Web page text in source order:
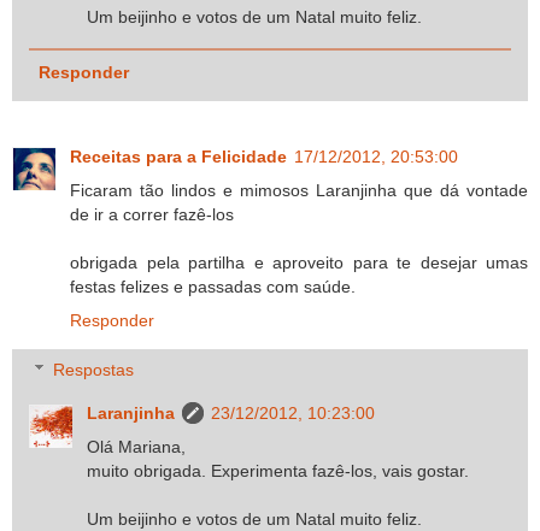
Um beijinho e votos de um Natal muito feliz.
Responder
Receitas para a Felicidade 17/12/2012, 20:53:00
Ficaram tão lindos e mimosos Laranjinha que dá vontade
de ir a correr fazê-los
obrigada pela partilha e aproveito para te desejar umas
festas felizes e passadas com saúde.
Responder
Respostas
Laranjinha
23/12/2012, 10:23:00
Olá Mariana,
muito obrigada. Experimenta fazê-los, vais gostar.
Um beijinho e votos de um Natal muito feliz.